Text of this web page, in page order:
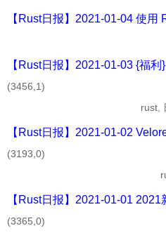
【Rust日报】2021-01-04 使用
【Rust日报】2021-01-03 {福
(3456,1)
rust,
【Rust日报】2021-01-02
(3193,0)
【Rust日报】2021-01-01
(3365,0)